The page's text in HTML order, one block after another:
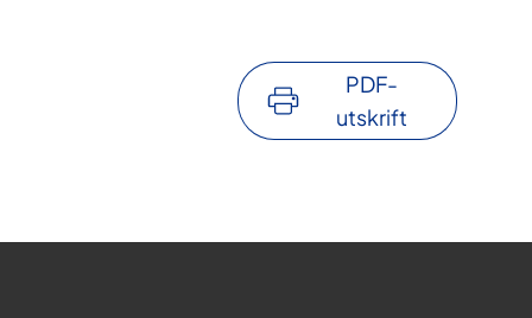
PDF-
utskrift